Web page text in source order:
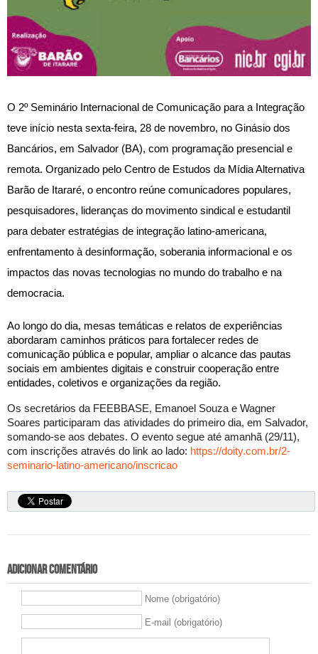
O 2º Seminário Internacional de Comunicação para a Integração
teve início nesta sexta-feira, 28 de novembro, no Ginásio dos
Bancários, em Salvador (BA), com programação presencial e
remota. Organizado pelo Centro de Estudos da Mídia Alternativa
Barão de Itararé, o encontro reúne comunicadores populares,
pesquisadores, lideranças do movimento sindical e estudantil
para debater estratégias de integração latino-americana,
enfrentamento à desinformação, soberania informacional e os
impactos das novas tecnologias no mundo do trabalho e na
democracia.
Ao longo do dia, mesas temáticas e relatos de experiências
abordaram caminhos práticos para fortalecer redes de
comunicação pública e popular, ampliar o alcance das pautas
sociais em ambientes digitais e construir cooperação entre
entidades, coletivos e organizações da região.
Os secretários da FEEBBASE, Emanoel Souza e Wagner
Soares participaram das atividades do primeiro dia, em Salvador,
somando-se aos debates. O evento segue até amanhã (29/11),
com inscrições através do link ao lado: https://doity.com.br/2-
seminario-latino-americano/inscricao
Adicionar comentário
Nome (obrigatório)
E-mail (obrigatório)